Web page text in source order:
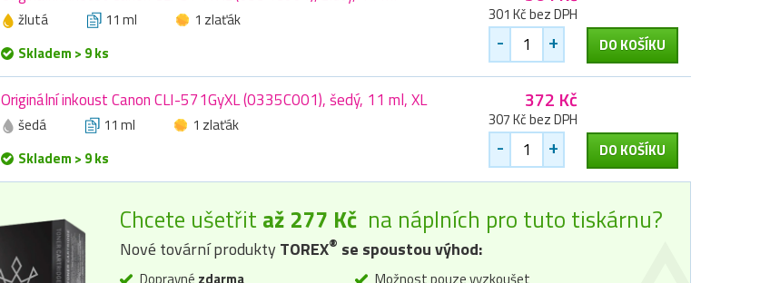
žlutá 11 ml
1 zlaťák
Skladem > 9 ks
301 Kč bez DPH
- + DO KOŠÍKU
Originální inkoust Canon CLI-571GyXL (0335C001), šedý, 11 ml, XL
šedá 11 ml
1 zlaťák
Skladem > 9 ks
372 Kč
307 Kč bez DPH
- + DO KOŠÍKU
Chcete ušetřit až 277 Kč na náplních pro tuto tiskárnu?
Nové tovární produktyTOREX® se spoustou výhod:
Dopravné zdarma
Možnost pouze vyzkoušet